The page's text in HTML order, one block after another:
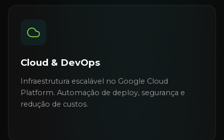
Cloud & DevOps
Infraestrutura escalável no Google Cloud
Platform. Automação de deploy, segurança e
redução de custos.